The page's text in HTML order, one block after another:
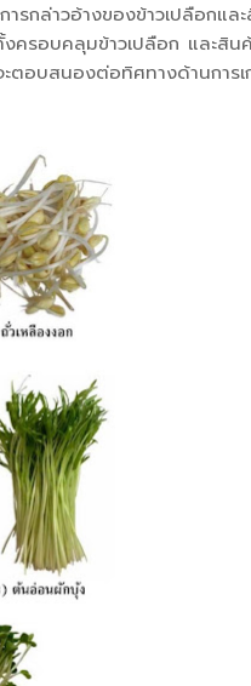
รกล่าวอ้างของข้าวเปลือกแล
ครอบคลุมข้าวเปลือก และสิน
ะตอบสนองต่อทิศทางด้านการ